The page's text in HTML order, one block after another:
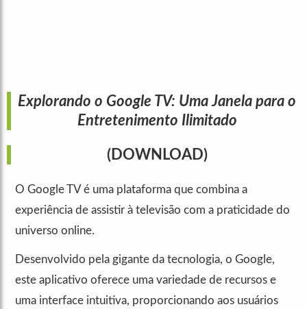
Explorando o Google TV: Uma Janela para o
Entretenimento Ilimitado
(DOWNLOAD)
O Google TV é uma plataforma que combina a
experiência de assistir à televisão com a praticidade do
universo online.
Desenvolvido pela gigante da tecnologia, o Google,
este aplicativo oferece uma variedade de recursos e
uma interface intuitiva, proporcionando aos usuários